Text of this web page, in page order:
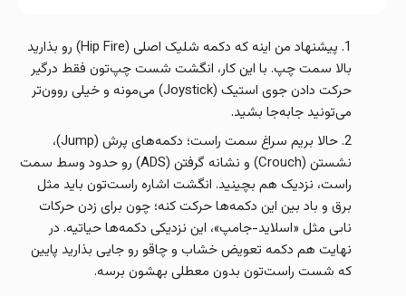
پیشنهاد من اینه که دکمه شلیک اصلی (Hip Fire) رو بذارید
بالا سمت چپ. با این کار، انگشت شست چپ‌تون فقط درگیر
حرکت دادن جوی‌ استیک (Joystick) می‌مونه و خیلی روون‌تر
می‌تونید جابه‌جا بشید.
حالا بریم سراغ سمت راست؛ دکمه‌های پرش (Jump)،
نشستن (Crouch) و نشانه گرفتن (ADS) رو حدود وسط سمت
راست، نزدیک هم بچینید. انگشت اشاره راست‌تون باید مثل
برق و باد بین این دکمه‌ها حرکت کنه؛ چون برای زدن حرکات
نابی مثل «اسلاید-جامپ»، این نزدیکی دکمه‌ها حیاتیه. در
نهایت هم دکمه تعویض خشاب و چاقو رو جایی بذارید پایین
که شست راست‌تون بدون معطلی بهشون برسه.